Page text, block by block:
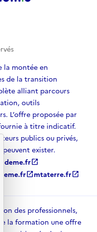
la montée en
de la transition
alliant parcours
outils
L’offre proposée par
à titre indicatif.
publics ou privés,
peuvent exister.
open_in_new
open_in_newmtaterre.fropen_in_new
des professionnels,
la formation une offre